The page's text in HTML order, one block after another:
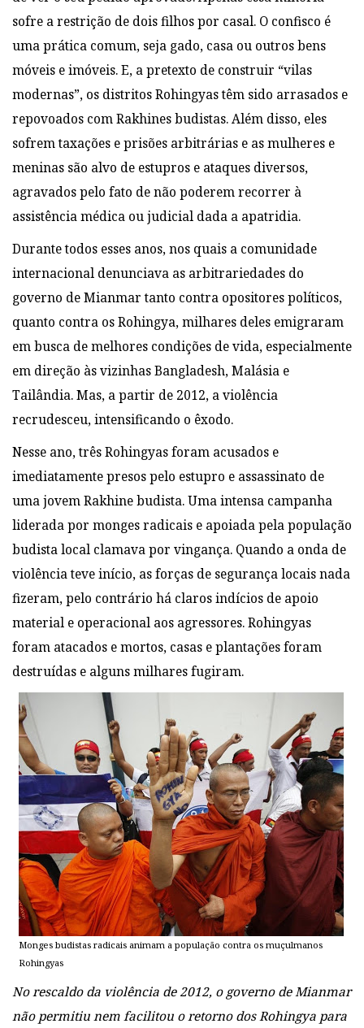
sofre a restrição de dois filhos por casal. O confisco é
uma prática comum, seja gado, casa ou outros bens
móveis e imóveis. E, a pretexto de construir “vilas
modernas”, os distritos Rohingyas têm sido arrasados e
repovoados com Rakhines budistas. Além disso, eles
sofrem taxações e prisões arbitrárias e as mulheres e
meninas são alvo de estupros e ataques diversos,
agravados pelo fato de não poderem recorrer à
assistência médica ou judicial dada a apatridia.
Durante todos esses anos, nos quais a comunidade
internacional denunciava as arbitrariedades do
governo de Mianmar tanto contra opositores políticos,
quanto contra os Rohingya, milhares deles emigraram
em busca de melhores condições de vida, especialmente
em direção às vizinhas Bangladesh, Malásia e
Tailândia. Mas, a partir de 2012, a violência
recrudesceu, intensificando o êxodo.
Nesse ano, três Rohingyas foram acusados e
imediatamente presos pelo estupro e assassinato de
uma jovem Rakhine budista. Uma intensa campanha
liderada por monges radicais e apoiada pela população
budista local clamava por vingança. Quando a onda de
violência teve início, as forças de segurança locais nada
fizeram, pelo contrário há claros indícios de apoio
material e operacional aos agressores. Rohingyas
foram atacados e mortos, casas e plantações foram
destruídas e alguns milhares fugiram.
Monges budistas radicais animam a população contra os muçulmanos
Rohingyas
No rescaldo da violência de 2012, o governo de Mianmar
não permitiu nem facilitou o retorno dos Rohingya para